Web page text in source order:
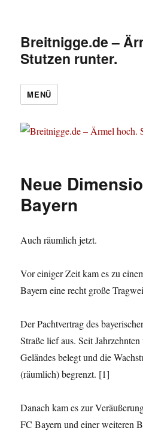
Breitnigge.de –
Stutzen runter.
MENÜ
Neue
Bayern
Auch räumlich jetzt.
Vor einiger Zeit kam es zu
Bayern eine recht große
Der Pachtvertrag des
Straße lief aus. Seit
Geländes belegt und die
(räumlich) begrenzt. [1]
Danach kam es zur
FC Bayern und einer weiteren